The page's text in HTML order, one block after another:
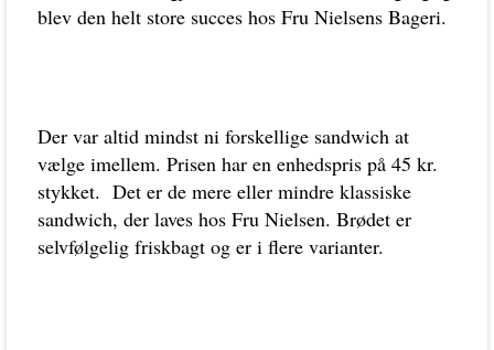
blev den helt store succes hos Fru Nielsens Bageri.
Der var altid mindst ni forskellige sandwich at
vælge imellem. Prisen har en enhedspris på 45 kr.
stykket. Det er de mere eller mindre klassiske
sandwich, der laves hos Fru Nielsen. Brødet er
selvfølgelig friskbagt og er i flere varianter.